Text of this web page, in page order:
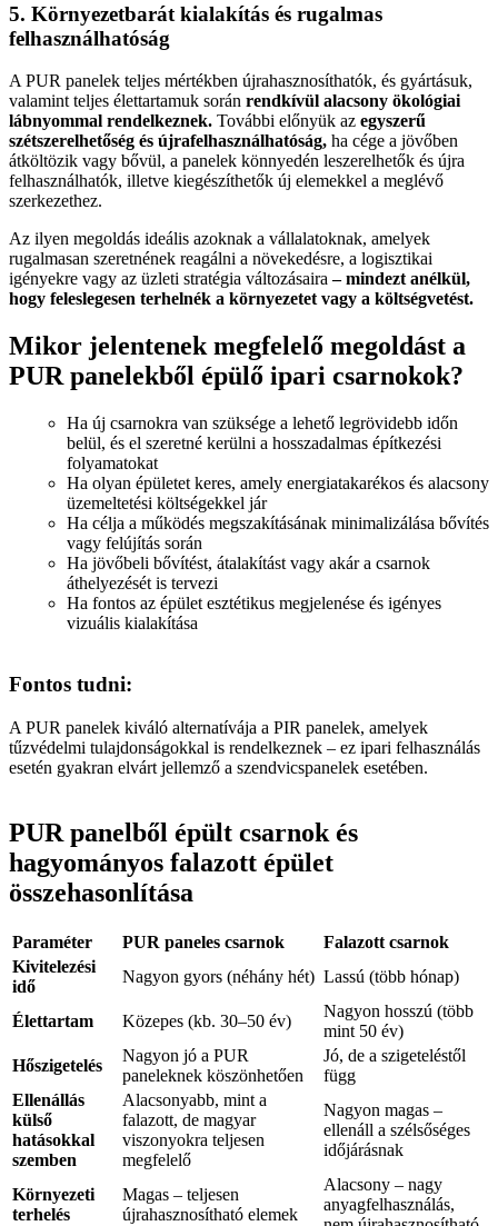
5. Környezetbarát kialakítás és rugalmas
felhasználhatóság
A PUR panelek teljes mértékben újrahasznosíthatók, és gyártásuk,
valamint teljes élettartamuk során rendkívül alacsony ökológiai
lábnyommal rendelkeznek. További előnyük az egyszerű
szétszerelhetőség és újrafelhasználhatóság, ha cége a jövőben
átköltözik vagy bővül, a panelek könnyedén leszerelhetők és újra
felhasználhatók, illetve kiegészíthetők új elemekkel a meglévő
szerkezethez.
Az ilyen megoldás ideális azoknak a vállalatoknak, amelyek
rugalmasan szeretnének reagálni a növekedésre, a logisztikai
igényekre vagy az üzleti stratégia változásaira– mindezt anélkül,
hogy feleslegesen terhelnék a környezetet vagy a költségvetést.
Mikor jelentenek megfelelő megoldást a
PUR panelekből épülő ipari csarnokok?
Ha új csarnokra van szüksége a lehető legrövidebb időn
belül, és el szeretné kerülni a hosszadalmas építkezési
folyamatokat
Ha olyan épületet keres, amely energiatakarékos és alacsony
üzemeltetési költségekkel jár
Ha célja a működés megszakításának minimalizálása bővítés
vagy felújítás során
Ha jövőbeli bővítést, átalakítást vagy akár a csarnok
áthelyezését is tervezi
Ha fontos az épület esztétikus megjelenése és igényes
vizuális kialakítása
Fontos tudni:
A PUR panelek kiváló alternatívája a PIR panelek, amelyek
tűzvédelmi tulajdonságokkal is rendelkeznek – ez ipari felhasználás
esetén gyakran elvárt jellemző a szendvicspanelek esetében.
PUR panelből épült csarnok és
hagyományos falazott épület
összehasonlítása
Paraméter PUR paneles csarnok
Falazott csarnok
Kivitelezési
idő
Nagyon gyors (néhány hét) Lassú (több hónap)
Élettartam Közepes (kb. 30–50 év)
Nagyon hosszú (több
mint 50 év)
Hőszigetelés
Nagyon jó a PUR
paneleknek köszönhetően
Jó, de a szigeteléstől
függ
Ellenállás
külső
hatásokkal
szemben
Alacsonyabb, mint a
falazott, de magyar
viszonyokra teljesen
megfelelő
Nagyon magas –
ellenáll a szélsőséges
időjárásnak
Környezeti
terhelés
Magas – teljesen
újrahasznosítható elemek
Alacsony – nagy
anyagfelhasználás,